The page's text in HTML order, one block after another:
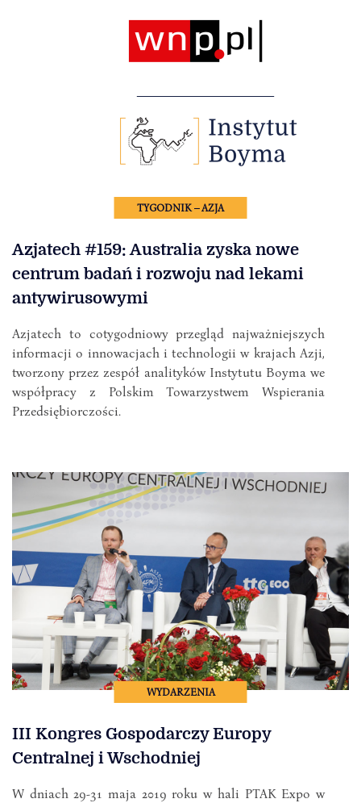
TYGODNIK – AZJA
Azjatech #159: Australia zyska nowe
centrum badań i rozwoju nad lekami
antywirusowymi
Azjatech to cotygodniowy przegląd najważniejszych
informacji o innowacjach i technologii w krajach Azji,
tworzony przez zespół analityków Instytutu Boyma we
współpracy z Polskim Towarzystwem Wspierania
Przedsiębiorczości.
WYDARZENIA
III Kongres Gospodarczy Europy
Centralnej i Wschodniej
W dniach 29-31 maja 2019 roku w hali PTAK Expo w